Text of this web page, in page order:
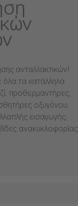
ανταλλακτικών!
όλα τα κατάλληλα
προθερμαντήρες,
οξυγόνου,
εισαγωγής,
ανακυκλοφορίας